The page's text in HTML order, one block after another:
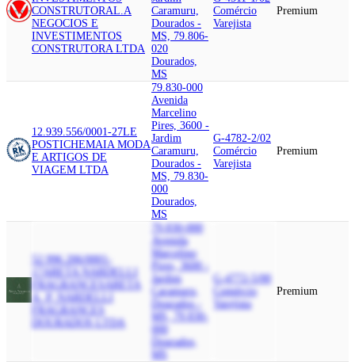
CONSTRUTORAL.A
NEGOCIOS E
INVESTIMENTOS
CONSTRUTORA LTDA
Caramuru,
Dourados -
MS, 79.806-
020
Dourados,
MS
Comércio
Varejista
Premium
12.939.556/0001-27LE
POSTICHEMAIA MODA
E ARTIGOS DE
VIAGEM LTDA
79.830-000
Avenida
Marcelino
Pires, 3600 -
Jardim
Caramuru,
Dourados -
MS, 79.830-
000
Dourados,
MS
G-4782-2/02
Comércio
Varejista
Premium
52.996.206/0001-
ARETA NARDELLI
FRAGRANCESARETA
A. P. NARDELLI
FRAGRANCES
DOURADOS LTDA
79.830-000
Avenida
Marcelino
Pires, 3600 -
Jardim
Caramuru,
Dourados -
MS, 79.830-
000
Dourados,
MS
G-4772-5/00
Comércio
Varejista
Premium